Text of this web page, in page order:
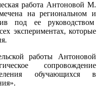
работа Антоновой М.
на региональном и
под ее руководством
экспериментах, которые
работы Антоновой
сопровождение
обучающихся в